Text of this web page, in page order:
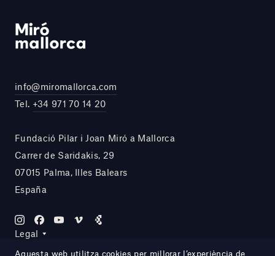
info@miromallorca.com
Tel. +34 971 70 14 20
Fundació Pilar i Joan Miró a Mallorca
Carrer de Saridakis, 29
07015 Palma, Illes Balears
España
Legal
Aquesta web utilitza cookies per millorar l’experiència de